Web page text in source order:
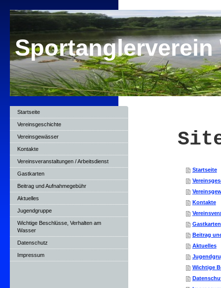
Sportanglerverein
Startseite
Kontakte
Gastkarten
Beitrag
Aktuelles
Wichtige
Startseite
Vereinsgeschichte
Vereinsgewässer
Kontakte
Vereinsveranstaltungen / Arbeitsdienst
Gastkarten
Beitrag und Aufnahmegebühr
Aktuelles
Jugendgruppe
Wichtige Beschlüsse, Verhalten am
Wasser
Datenschutz
Impressum